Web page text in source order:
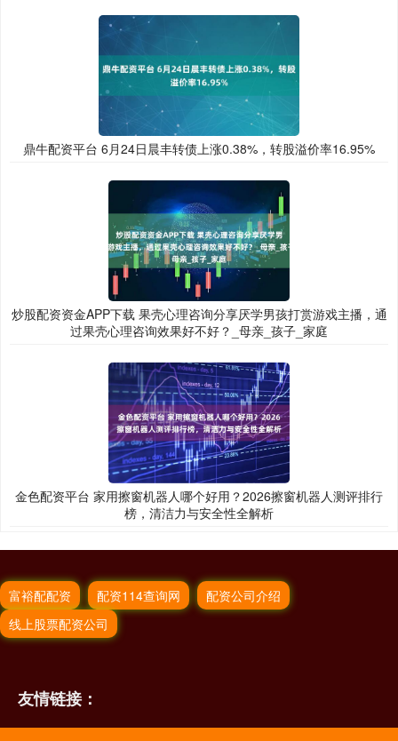
鼎牛配资平台 6月24日晨丰转债上涨0.38%，转股溢价率16.95%
炒股配资资金APP下载 果壳心理咨询分享厌学男孩打赏游戏主播，通
过果壳心理咨询效果好不好？_母亲_孩子_家庭
金色配资平台 家用擦窗机器人哪个好用？2026擦窗机器人测评排行
榜，清洁力与安全性全解析
富裕配配资 配资114查询网
配资公司介绍
线上股票配资公司
友情链接：